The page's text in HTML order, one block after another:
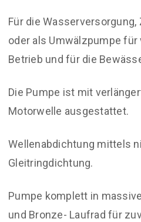
Für die
oder als Umwälzpumpe
Betrieb und für die
Die Pumpe ist mit
Motorwelle ausgestattet.
Wellenabdichtung mittels
Gleitringdichtung.
Pumpe komplett in
und Bronze- Laufrad für